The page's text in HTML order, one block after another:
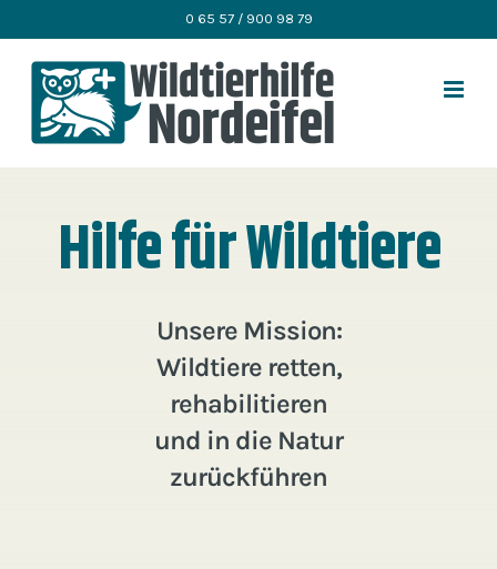
springen
0 65 57 / 900 98 79
Hilfe für Wildtiere
Unsere Mission:
Wildtiere retten,
rehabilitieren
und in die Natur
zurückführen